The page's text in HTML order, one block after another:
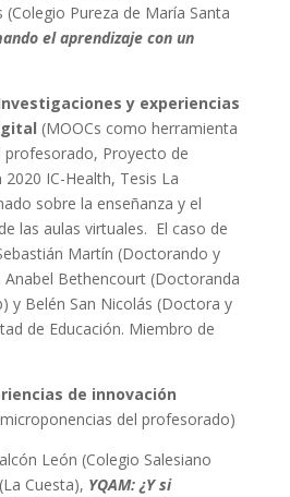
(Colegio Pureza de María Santa
el aprendizaje con un
y experiencias
(MOOCs como herramienta
Proyecto de
IC-Health, Tesis La
sobre la enseñanza y el
las aulas virtuales. El caso de
Martín (Doctorando y
Bethencourt (Doctoranda
y Belén San Nicolás (Doctora y
de Educación. Miembro de
de innovación
del profesorado)
León (Colegio Salesiano
Cuesta), YQAM: ¿Y si